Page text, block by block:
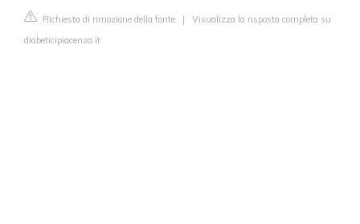
Richiesta di rimozione della fonte | Visualizza la risposta completa su
diabeticipiacenza.it